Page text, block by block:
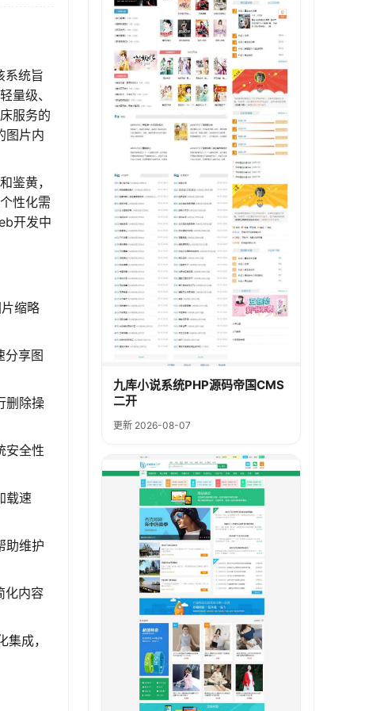
系统旨
量级、
服务的
图片内
鉴黄，
性化需
开发中
缩略
分享图
删除操
安全性
载速
助维护
化内容
成，
九库小说系统PHP源码帝国CMS
二开
更新 2026-08-07